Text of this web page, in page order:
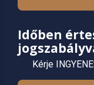
Időben
Kérje